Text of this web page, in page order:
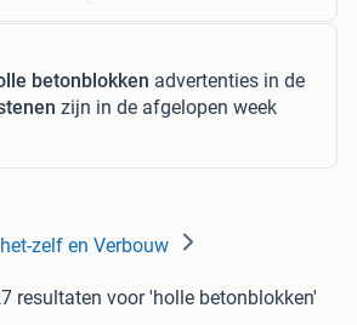
betonblokken advertenties in de
zijn in de afgelopen week
zelf en Verbouw
resultaten voor 'holle betonblokken'